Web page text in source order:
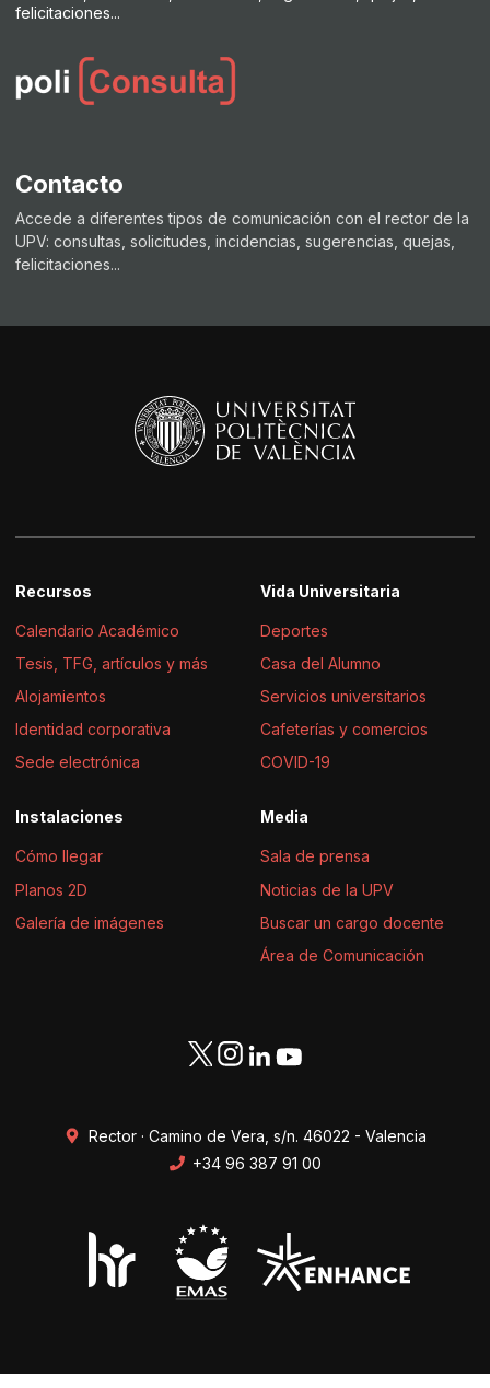
felicitaciones...
Contacto
Accede a diferentes tipos de comunicación con el rector de la
UPV: consultas, solicitudes, incidencias, sugerencias, quejas,
felicitaciones...
Recursos
Calendario Académico
Tesis, TFG, artículos y más
Alojamientos
Identidad corporativa
Sede electrónica
Vida Universitaria
Deportes
Casa del Alumno
Servicios universitarios
Cafeterías y comercios
COVID-19
Instalaciones
Cómo llegar
Planos 2D
Galería de imágenes
Media
Sala de prensa
Noticias de la UPV
Buscar un cargo docente
Área de Comunicación
Rector · Camino de Vera, s/n. 46022 - Valencia
+34 96 387 91 00